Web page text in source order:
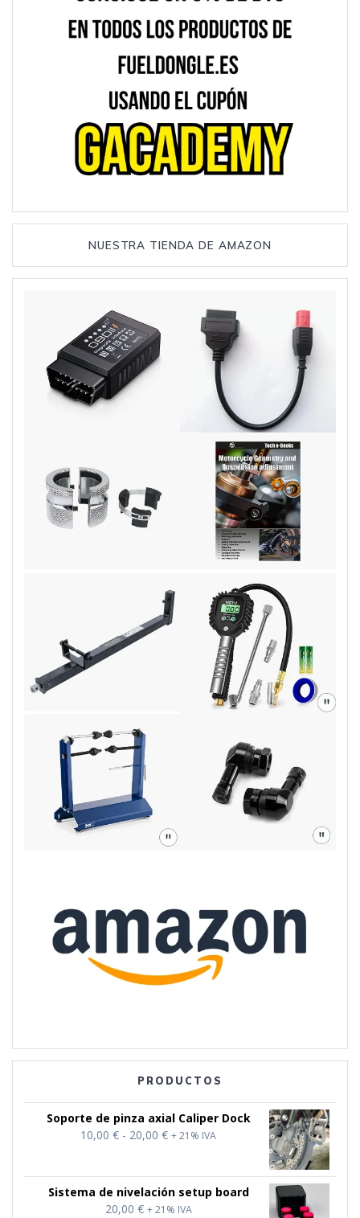
NUESTRA TIENDA DE AMAZON
PRODUCTOS
Soporte de pinza axial Caliper Dock
10,00 € - 20,00 €Rango
desde
+ 21% IVA
Sistema de nivelación setup board
20,00 € + 21% IVA